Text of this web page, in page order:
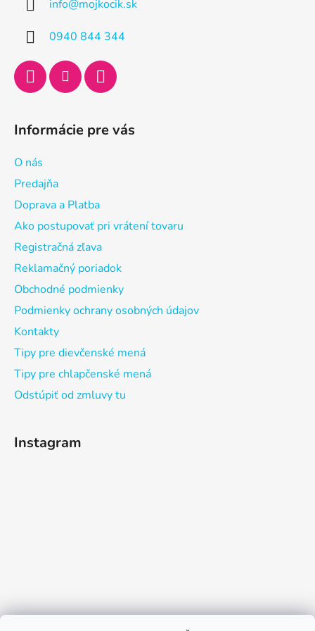
info@mojkocik.sk
0940 844 344
Informácie pre vás
O nás
Predajňa
Doprava a Platba
Ako postupovať pri vrátení tovaru
Registračná zľava
Reklamačný poriadok
Obchodné podmienky
Podmienky ochrany osobných údajov
Kontakty
Tipy pre dievčenské mená
Tipy pre chlapčenské mená
Odstúpiť od zmluvy tu
Instagram